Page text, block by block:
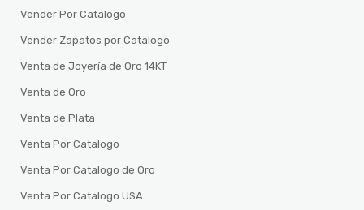
Vender Por Catalogo
Vender Zapatos por Catalogo
Venta de Joyería de Oro 14KT
Venta de Oro
Venta de Plata
Venta Por Catalogo
Venta Por Catalogo de Oro
Venta Por Catalogo USA